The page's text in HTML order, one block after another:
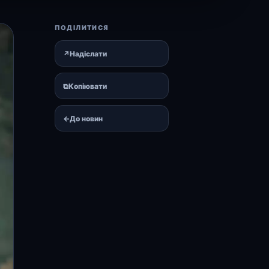
ПОДІЛИТИСЯ
↗Надіслати
⧉Копіювати
←До новин